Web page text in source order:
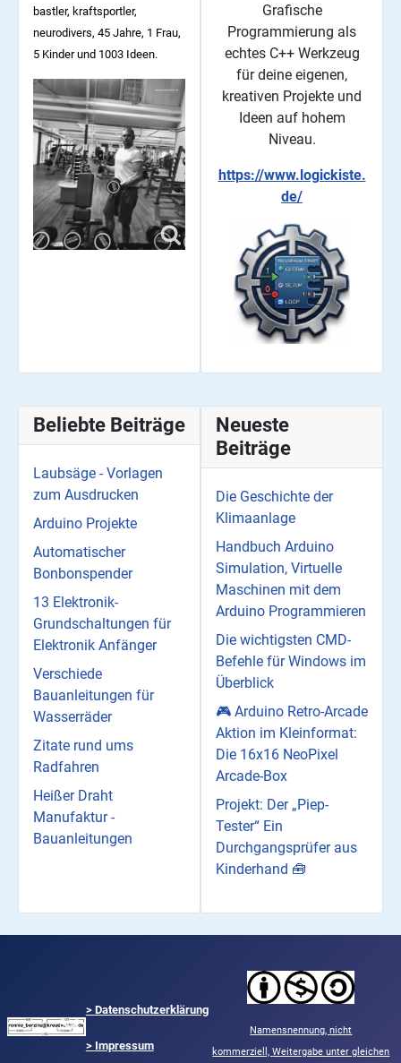
bastler, kraftsportler,
neurodivers, 45 Jahre, 1 Frau,
5 Kinder und 1003 Ideen.
Grafische
Programmierung als
echtes C++ Werkzeug
für deine eigenen,
kreativen Projekte und
Ideen auf hohem
Niveau.
https://www.logickiste.
de/
Beliebte Beiträge
Laubsäge - Vorlagen
zum Ausdrucken
Arduino Projekte
Automatischer
Bonbonspender
13 Elektronik-
Grundschaltungen für
Elektronik Anfänger
Verschiede
Bauanleitungen für
Wasserräder
Zitate rund ums
Radfahren
Heißer Draht
Manufaktur -
Bauanleitungen
Neueste
Beiträge
Die Geschichte der
Klimaanlage
Handbuch Arduino
Simulation, Virtuelle
Maschinen mit dem
Arduino Programmieren
Die wichtigsten CMD-
Befehle für Windows im
Überblick
🎮 Arduino Retro-Arcade
Aktion im Kleinformat:
Die 16x16 NeoPixel
Arcade-Box
Projekt: Der „Piep-
Tester“ Ein
Durchgangsprüfer aus
Kinderhand 🧰
> Datenschutzerklärung
> Impressum
Namensnennung,nicht
kommerziell,Weitergabe unter gleichen